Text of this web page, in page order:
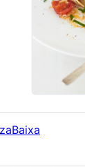
Baixa